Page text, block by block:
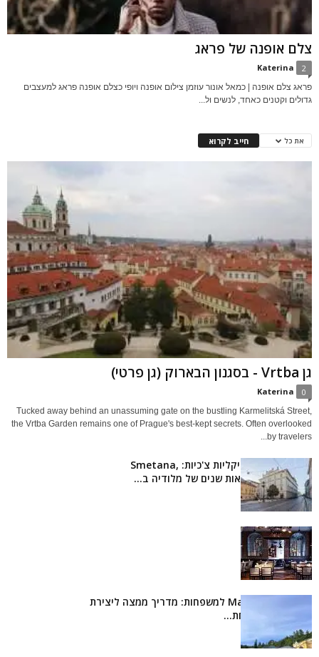
צלם אופנה של פראג
Katerina 2
פראג צלם אופנה | כמאל אונור עוזמן צילום אופנה ויופי כצלם אופנה פראג למעצבים
גדולים וקטנים כאחד, לנשים ול...
חייב לקרוא את כל
גן Vrtba - בסגנון הבארוק (גן פרטי)
Katerina 0
Tucked away behind an unassuming gate on the bustling Karmelitská Street,
the Vrtba Garden remains one of Prague's best-kept secrets. Often overlooked
by travelers...
חוגגים אגדות מוזיקליות צ'כיות: Smetana,
Centennials ומאות שנים של מלודיה ב...
קפה קפה
Mariánské Lázně למשפחות: מדריך ממצה ליצירת
צ'כית בלתי נשכחת...